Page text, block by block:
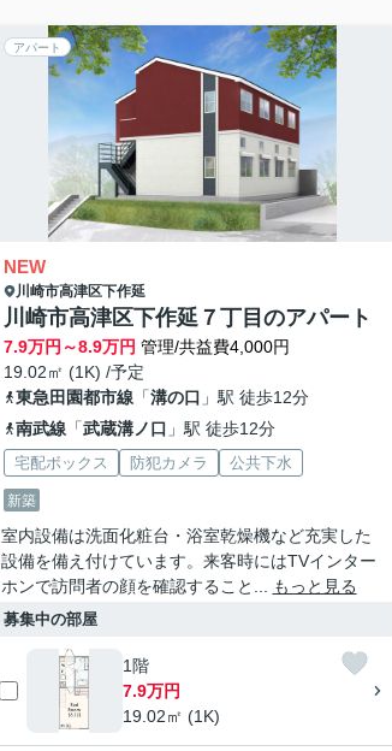
アパート
NEW
川崎市高津区下作延
川崎市高津区下作延７丁目のアパート
7.9万円～8.9万円 管理/共益費4,000円
19.02㎡ (1K) /予定
東急田園都市線「溝の口 」駅 徒歩12分
南武線「武蔵溝ノ口 」駅 徒歩12分
宅配ボックス 防犯カメラ 公共下水
新築
室内設備は洗面化粧台・浴室乾燥機など充実した
設備を備え付けています。来客時にはTVインター
ホンで訪問者の顔を確認すること...
もっと見る
募集中の部屋
1階
7.9万円
19.02㎡ (1K)